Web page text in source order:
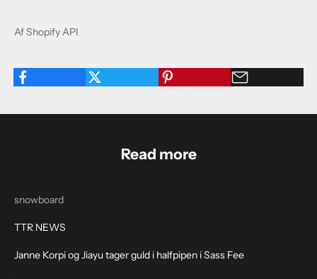
Af Shopify API
Read more
snowboard
TTR NEWS
Janne Korpi og Jiayu tager guld i halfpipen i Sass Fee